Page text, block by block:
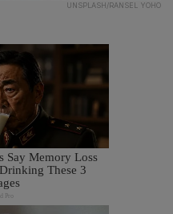
UNSPLASH/RANSEL YOHO